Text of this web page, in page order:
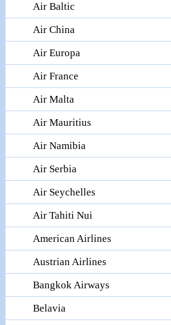
Air Baltic
Air China
Air Europa
Air France
Air Malta
Air Mauritius
Air Namibia
Air Serbia
Air Seychelles
Air Tahiti Nui
American Airlines
Austrian Airlines
Bangkok Airways
Belavia